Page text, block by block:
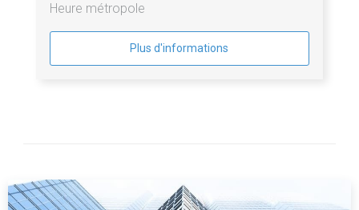
Heure métropole
Plus d'informations